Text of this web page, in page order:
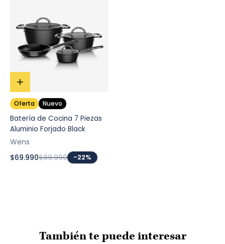
Oferta Nuevo
Batería de Cocina 7 Piezas
Aluminio Forjado Black
Wens
$69.990$89.990 -22%
También te puede interesar